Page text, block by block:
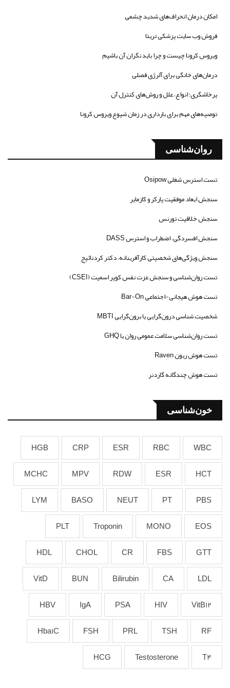
امکان درمان انحراف‌های شدید چشمی
فروش وب سایت پزشکی تریتا
ویروس کرونا چیست و چرا باید نگران آن باشیم
درمان‌های خانگی برای آلرژی فصلی
پرخاشگری؛ انواع، علل و روش‌های کنترل آن
توصیه‌های مهم برای بارداری در زمان شیوع ویروس کرونا
روان‌شناسی
تست استرس شغلی Osipow
سنجش ابعاد موفقیت پارکر و کازمایر
سنجش خلاقیت تورنس
سنجش افسردگی، اضطراب و استرس DASS
سنجش ویژگی‌های شخصیتی کارآفرینانه، دکتر کردنائیج
تست روان‌شناسی و سنجش عزت نفس کوپر اسمیت (CSEI)
تست هوش هیجانی-اجتماعی Bar-On
شخصیت شناسی درون‌گرایی یا برون‌گرایی MBTI
تست روان‌شناسی سلامت عمومی روان یا GHQ
تست هوش ریون Raven
تست هوش چندگانه گاردنر
خون‌شناسی
WBC
RBC
ESR
CRP
HGB
HCT
ESR
RDW
MPV
MCHC
PBS
PT
NEUT
BASO
LYM
EOS
MONO
Troponin
PLT
GTT
FBS
CR
CHOL
HDL
LDL
CA
Bilirubin
BUN
VitD
VitB12
HIV
PSA
IgA
HBV
RF
TSH
PRL
FSH
Hba1C
T4
Testosterone
HCG